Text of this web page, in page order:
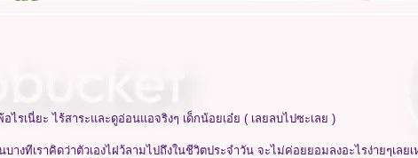
รเนี่ยะ ไร้สาระและดูอ่อนแอจริงๆ เด็กน้อยเอ๋ย ( เลยลบไปซะเลย )
ทีเราคิดว่าตัวเองไฝว้ลามไปถึงในชีวิตประจำวัน จะไม่ค่อยยอมลงอะไรง่ายๆเลยเ